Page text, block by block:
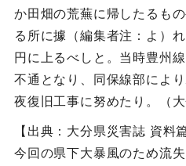
か田畑の荒蕪に帰したるも
る所に據（編集者注：よ）
円に上るべしと。当時豊州
不通となり、同保線部によ
夜復旧工事に努めたり。（
【出典：大分県災害誌 資料
今回の県下大暴風のため流